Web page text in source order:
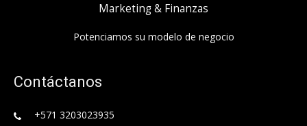
Marketing & Finanzas
Potenciamos su modelo de negocio
Contáctanos
+571 3203023935